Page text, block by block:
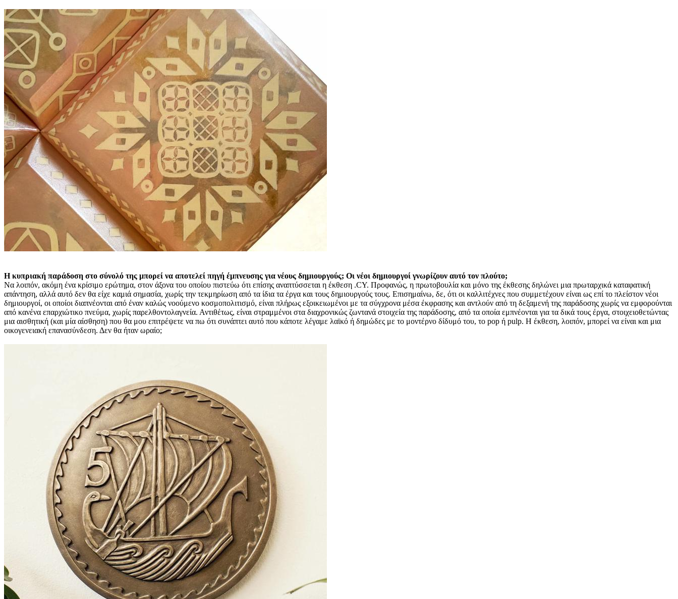
Η κυπριακή παράδοση στο σύνολό της μπορεί να αποτελεί πηγή έμπνευσης για νέους δημιουργούς; Οι νέοι δημιουργοί γνωρίζουν αυτό τον πλούτο;
Να λοιπόν, ακόμη ένα κρίσιμο ερώτημα, στον άξονα του οποίου πιστεύω ότι επίσης αναπτύσσεται η έκθεση .CY. Προφανώς, η πρωτοβουλία και μόνο της έκθεσης δηλώνει μια πρωταρχικά καταφατική
απάντηση, αλλά αυτό δεν θα είχε καμιά σημασία, χωρίς την τεκμηρίωση από τα ίδια τα έργα και τους δημιουργούς τους. Επισημαίνω, δε, ότι οι καλλιτέχνες που συμμετέχουν είναι ως επί το πλείστον νέοι
δημιουργοί, οι οποίοι διαπνέονται από έναν καλώς νοούμενο κοσμοπολιτισμό, είναι πλήρως εξοικειωμένοι με τα σύγχρονα μέσα έκφρασης και αντλούν από τη δεξαμενή της παράδοσης χωρίς να εμφορούνται
από κανένα επαρχιώτικο πνεύμα, χωρίς παρελθοντολαγνεία. Αντιθέτως, είναι στραμμένοι στα διαχρονικώς ζωντανά στοιχεία της παράδοσης, από τα οποία εμπνέονται για τα δικά τους έργα, στοιχειοθετώντας
μια αισθητική (και μία αίσθηση) που θα μου επιτρέψετε να πω ότι συνάπτει αυτό που κάποτε λέγαμε λαϊκό ή δημώδες με το μοντέρνο δίδυμό του, το pop ή pulp. Η έκθεση, λοιπόν, μπορεί να είναι και μια
οικογενειακή επανασύνδεση. Δεν θα ήταν ωραίο;